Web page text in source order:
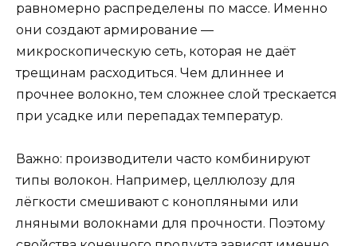
равномерно распределены по массе. Именно
они создают армирование —
микроскопическую сеть, которая не даёт
трещинам расходиться. Чем длиннее и
прочнее волокно, тем сложнее слой трескается
при усадке или перепадах температур.
Важно: производители часто комбинируют
типы волокон. Например, целлюлозу для
лёгкости смешивают с конопляными или
лняными волокнами для прочности. Поэтому